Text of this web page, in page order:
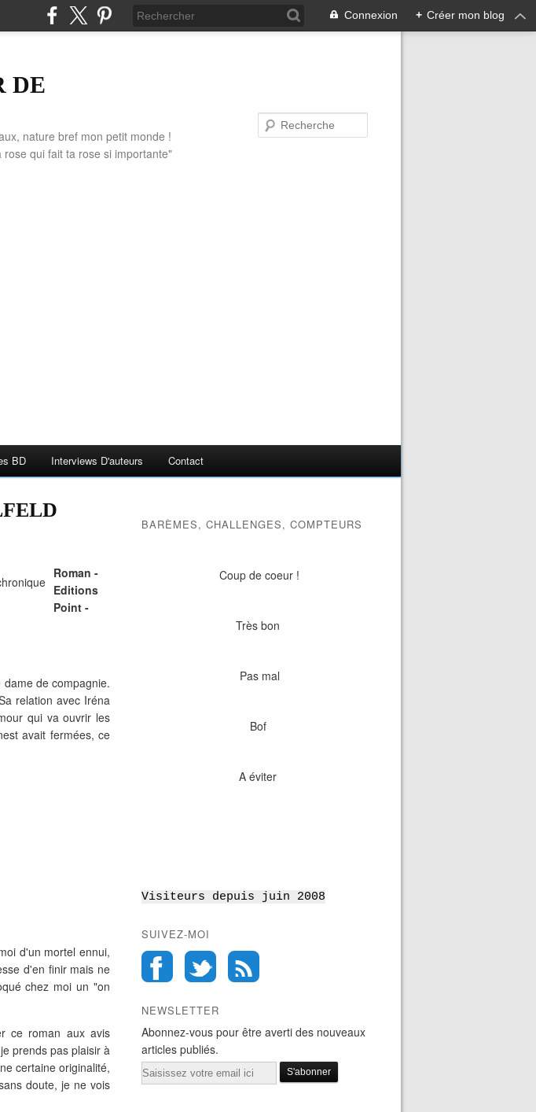
Connexion + Créer mon blog
DE
nature bref mon petit monde !
qui fait ta rose si importante"
BD Interviews D'auteurs Contact
Roman -
Editions
Point -
de compagnie.
relation avec Iréna
qui va ouvrir les
avait fermées, ce
d'un mortel ennui,
d'en finir mais ne
chez moi un "on
ce roman aux avis
prends pas plaisir à
certaine originalité,
doute, je ne vois
BARÈMES, CHALLENGES, COMPTEURS
Coup de coeur !
Très bon
Pas mal
Bof
A éviter
Visiteurs depuis juin 2008
SUIVEZ-MOI
NEWSLETTER
Abonnez-vous pour être averti des nouveaux
articles publiés.
Email